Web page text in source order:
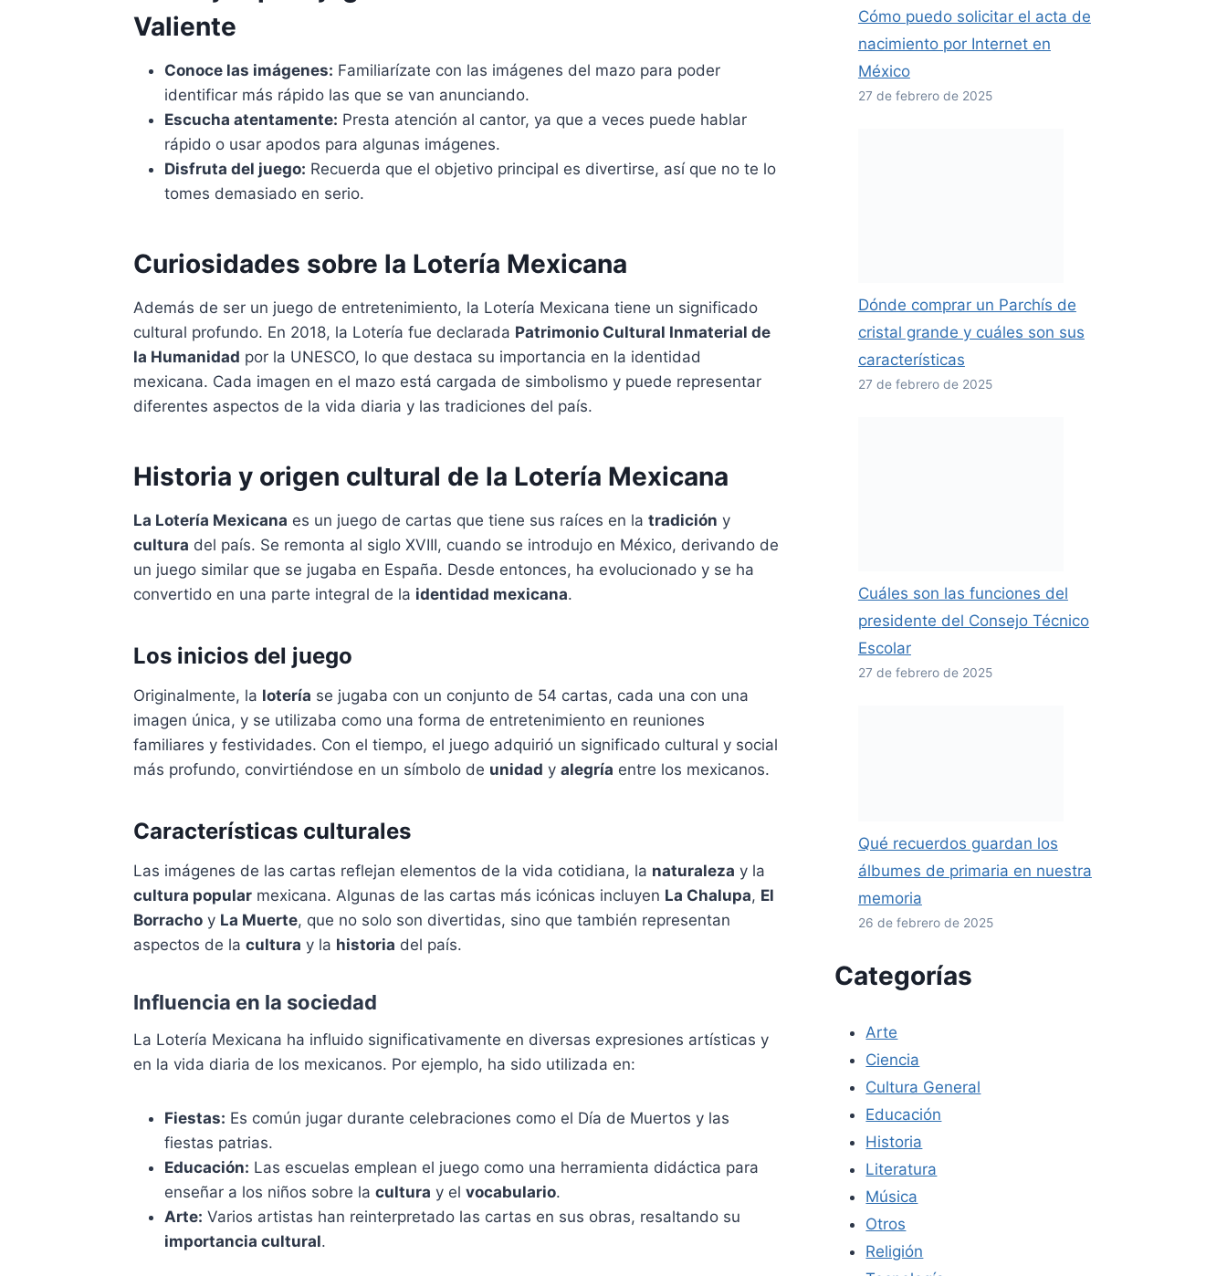
Valiente
Conoce las imágenes: Familiarízate con las imágenes del mazo para poder
identificar más rápido las que se van anunciando.
Escucha atentamente: Presta atención al cantor, ya que a veces puede hablar
rápido o usar apodos para algunas imágenes.
Disfruta del juego: Recuerda que el objetivo principal es divertirse, así que no te lo
tomes demasiado en serio.
Curiosidades sobre la Lotería Mexicana
Además de ser un juego de entretenimiento, la Lotería Mexicana tiene un significado
cultural profundo. En 2018, la Lotería fue declarada Patrimonio Cultural Inmaterial de
la Humanidad por la UNESCO, lo que destaca su importancia en la identidad
mexicana. Cada imagen en el mazo está cargada de simbolismo y puede representar
diferentes aspectos de la vida diaria y las tradiciones del país.
Historia y origen cultural de la Lotería Mexicana
La Lotería Mexicana es un juego de cartas que tiene sus raíces en la tradición y
cultura del país. Se remonta al siglo XVIII, cuando se introdujo en México, derivando de
un juego similar que se jugaba en España. Desde entonces, ha evolucionado y se ha
convertido en una parte integral de la identidad mexicana.
Los inicios del juego
Originalmente, la lotería se jugaba con un conjunto de 54 cartas, cada una con una
imagen única, y se utilizaba como una forma de entretenimiento en reuniones
familiares y festividades. Con el tiempo, el juego adquirió un significado cultural y social
más profundo, convirtiéndose en un símbolo de unidad y alegría entre los mexicanos.
Características culturales
Las imágenes de las cartas reflejan elementos de la vida cotidiana, la naturaleza y la
cultura popular mexicana. Algunas de las cartas más icónicas incluyen La Chalupa, El
Borracho y La Muerte, que no solo son divertidas, sino que también representan
aspectos de la cultura y la historia del país.
Influencia en la sociedad
La Lotería Mexicana ha influido significativamente en diversas expresiones artísticas y
en la vida diaria de los mexicanos. Por ejemplo, ha sido utilizada en:
Fiestas: Es común jugar durante celebraciones como el Día de Muertos y las
fiestas patrias.
Educación: Las escuelas emplean el juego como una herramienta didáctica para
enseñar a los niños sobre la cultura y el vocabulario.
Arte: Varios artistas han reinterpretado las cartas en sus obras, resaltando su
importancia cultural.
Cómo puedo solicitar el acta de
nacimiento por Internet en
México
27 de febrero de 2025
Dónde comprar un Parchís de
cristal grande y cuáles son sus
características
27 de febrero de 2025
Cuáles son las funciones del
presidente del Consejo Técnico
Escolar
27 de febrero de 2025
Qué recuerdos guardan los
álbumes de primaria en nuestra
memoria
26 de febrero de 2025
Categorías
Arte
Ciencia
Cultura General
Educación
Historia
Literatura
Música
Otros
Religión